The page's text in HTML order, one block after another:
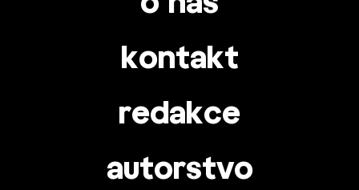
kontakt
redakce
autorstvo